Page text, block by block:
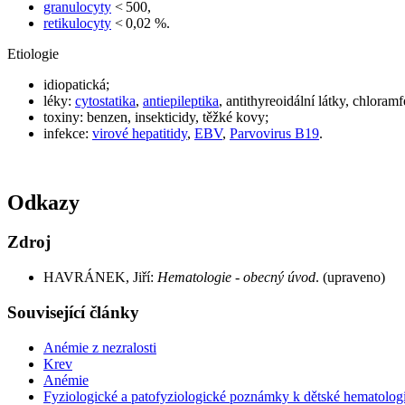
granulocyty < 500,
retikulocyty < 0,02 %.
Etiologie
idiopatická;
léky: cytostatika, antiepileptika, antithyreoidální látky,
toxiny: benzen, insekticidy, těžké kovy;
infekce: virové hepatitidy, EBV, Parvovirus B19.
Odkazy
Zdroj
HAVRÁNEK, Jiří: Hematologie - obecný úvod. (upraveno)
Související články
Anémie z nezralosti
Krev
Anémie
Fyziologické a patofyziologické poznámky k dětské